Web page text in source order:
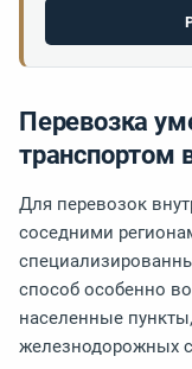
Перевозка
транспортом
Для перевозок
соседними
способ особенно
населенные
железнодорожных